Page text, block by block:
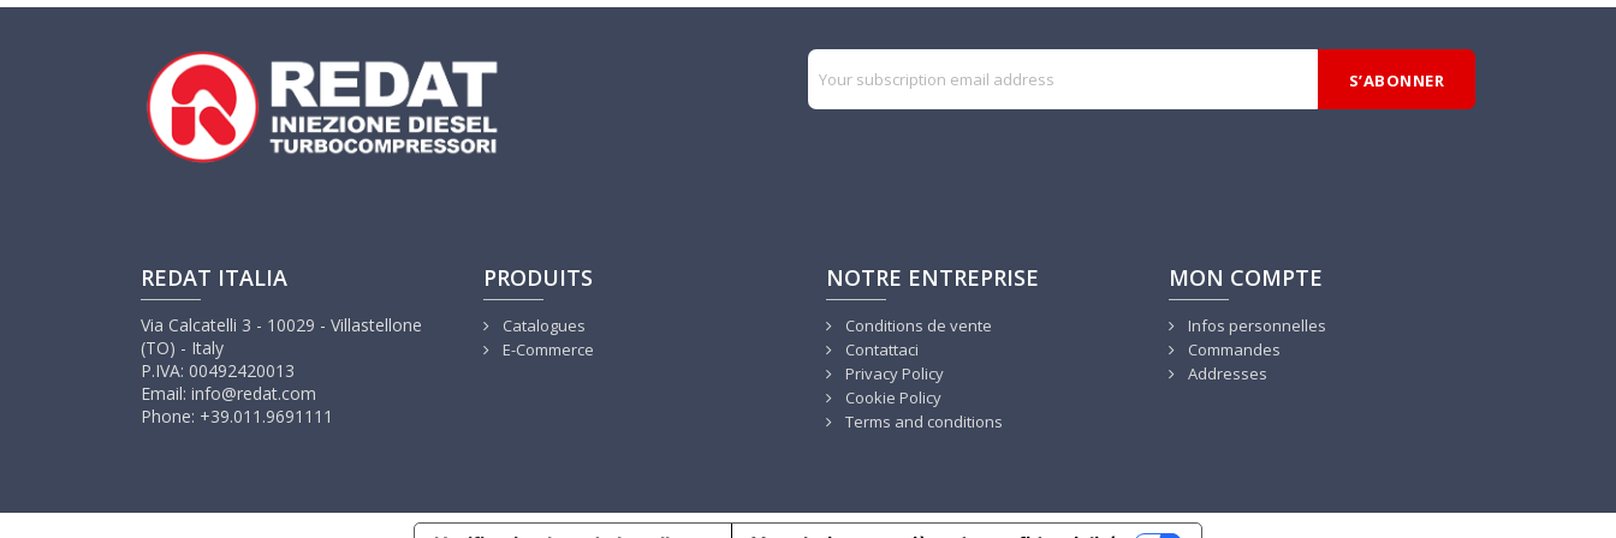
REDAT ITALIA
Via Calcatelli 3 - 10029 - Villastellone
(TO) - Italy
P.IVA: 00492420013
Email: info@redat.com
Phone: +39.011.9691111
PRODUITS
Catalogues
E-Commerce
NOTRE ENTREPRISE
Conditions de vente
Contattaci
Privacy Policy
Cookie Policy
Terms and conditions
MON COMPTE
Infos personnelles
Commandes
Addresses